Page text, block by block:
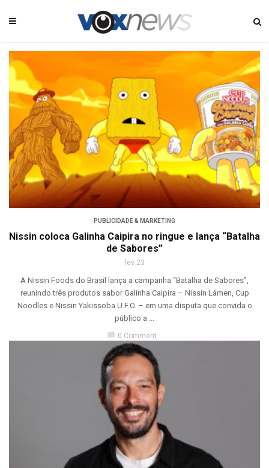
PUBLICIDADE & MARKETING
Nissin coloca Galinha Caipira no ringue e lança “Batalha
de Sabores”
fev 23
A Nissin Foods do Brasil lança a campanha “Batalha de Sabores”,
reunindo três produtos sabor Galinha Caipira – Nissin Lámen, Cup
Noodles e Nissin Yakissoba U.F.O. – em uma disputa que convida o
público a ...
chat_bubble 0 Comment